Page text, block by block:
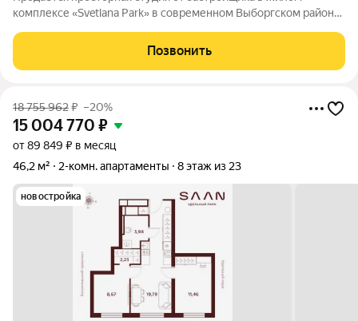
комплексе «Svetlana Park» в современном Выборгском районе.
классическая, функциональная европланировка. Общая
площадь студии - 26.6 м,
Позвонить
18 755 962₽ –20%
15 004 770 ₽
от 89 849 ₽ в месяц
46,2 м²
2-комн. апартаменты 8 этаж из 23
новостройка